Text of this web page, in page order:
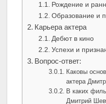
Рождение и
Образование и
Карьера актера
Дебют в кино
Успехи и
Вопрос-ответ:
Каковы
актера
В каких
Дмитрий